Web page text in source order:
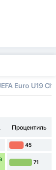
Euro U19
Процентиль
45
71